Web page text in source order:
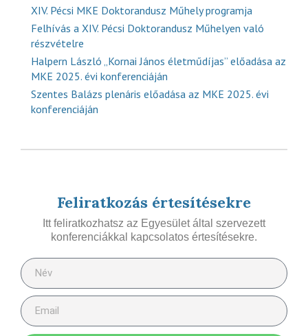
XIV. Pécsi MKE Doktorandusz Műhely programja
Felhívás a XIV. Pécsi Doktorandusz Műhelyen való
részvételre
Halpern László „Kornai János életműdíjas” előadása az
MKE 2025. évi konferenciáján
Szentes Balázs plenáris előadása az MKE 2025. évi
konferenciáján
Feliratkozás értesítésekre
Itt feliratkozhatsz az Egyesület által szervezett
konferenciákkal kapcsolatos értesítésekre.